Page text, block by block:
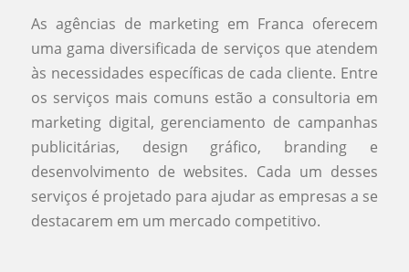
As agências de marketing em Franca oferecem
uma gama diversificada de serviços que atendem
às necessidades específicas de cada cliente. Entre
os serviços mais comuns estão a consultoria em
marketing digital, gerenciamento de campanhas
publicitárias, design gráfico, branding e
desenvolvimento de websites. Cada um desses
serviços é projetado para ajudar as empresas a se
destacarem em um mercado competitivo.